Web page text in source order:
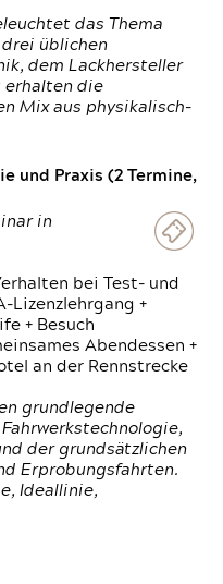
das Thema
drei üblichen
dem Lackhersteller
erhalten die
Mix aus physikalisch-
und Praxis (2 Termine,
in
bei Test- und
Lizenzlehrgang +
+ Besuch
Abendessen +
an der Rennstrecke
grundlegende
der grundsätzlichen
Erprobungsfahrten.
Ideallinie,